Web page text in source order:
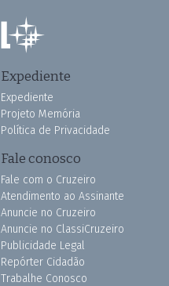
Expediente
Expediente
Projeto Memória
Política de Privacidade
Fale conosco
Fale com o Cruzeiro
Atendimento ao Assinante
Anuncie no Cruzeiro
Anuncie no ClassiCruzeiro
Publicidade Legal
Repórter Cidadão
Trabalhe Conosco